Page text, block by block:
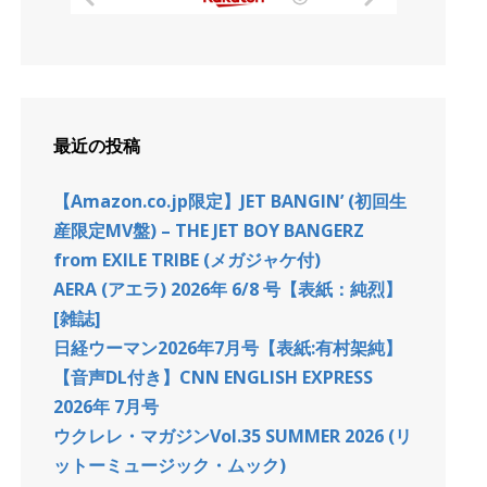
最近の投稿
【Amazon.co.jp限定】JET BANGIN’ (初回生
産限定MV盤) – THE JET BOY BANGERZ
from EXILE TRIBE (メガジャケ付)
AERA (アエラ) 2026年 6/8 号【表紙：純烈】
[雑誌]
日経ウーマン2026年7月号【表紙:有村架純】
【音声DL付き】CNN ENGLISH EXPRESS
2026年 7月号
ウクレレ・マガジンVol.35 SUMMER 2026 (リ
ットーミュージック・ムック)